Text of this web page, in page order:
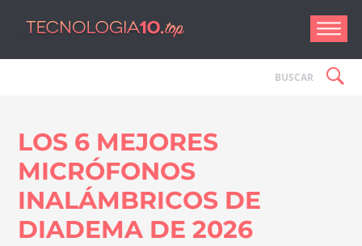
LOS 6 MEJORES
MICRÓFONOS
INALÁMBRICOS DE
DIADEMA DE 2026